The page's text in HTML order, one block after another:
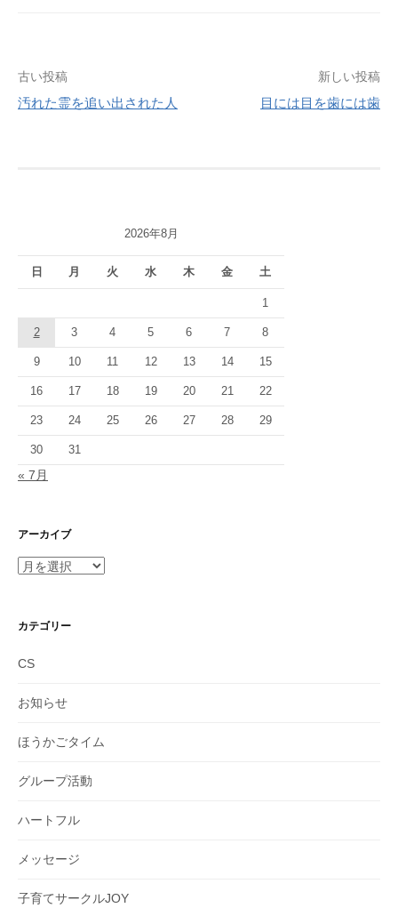
投
稿
シ
ン
古い投稿
汚れた霊を追い出された人
新しい投稿
目には目を歯には歯
2026年8月
日 月 火 水 木 金 土
1
2 3 4 5 6 7 8
9 10 11 12 13 14 15
16 17 18 19 20 21 22
23 24 25 26 27 28 29
30 31
« 7月
アーカイブ
ア
イ
カテゴリー
CS
お知らせ
ほうかごタイム
グループ活動
ハートフル
メッセージ
子育てサークルJOY